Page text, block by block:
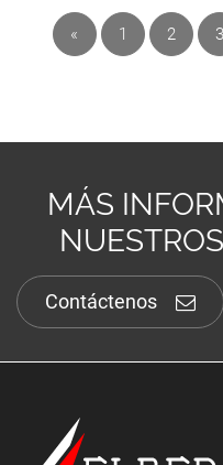
« 1 2 3
MÁS
Contáctenos